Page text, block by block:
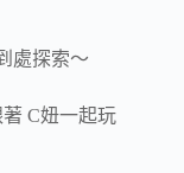
處探索～
C妞一起玩